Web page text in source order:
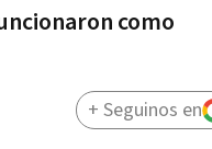
como
+ Seguinos en